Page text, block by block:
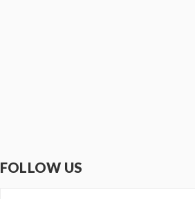
FOLLOW US